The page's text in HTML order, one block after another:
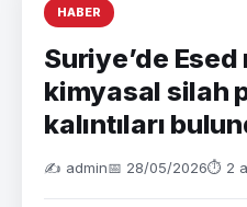
HABER
Suriye’de
kimyasal silah
kalıntıları
✍️ admin📅 28/05/2026⏱ 2